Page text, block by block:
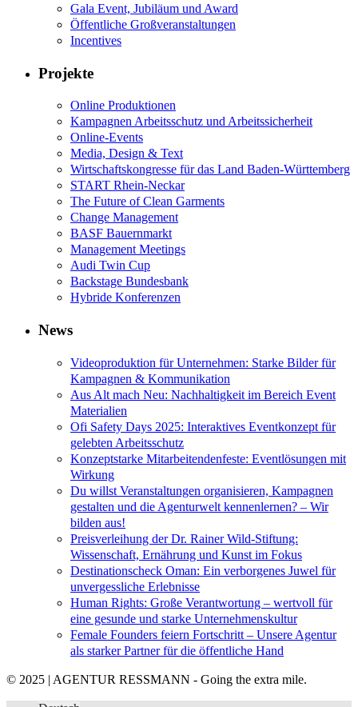
Gala Event, Jubiläum und Award
Öffentliche Großveranstaltungen
Incentives
Projekte
Online Produktionen
Kampagnen Arbeitsschutz und Arbeitssicherheit
Online-Events
Media, Design & Text
Wirtschaftskongresse für das Land Baden-Württemberg
START Rhein-Neckar
The Future of Clean Garments
Change Management
BASF Bauernmarkt
Management Meetings
Audi Twin Cup
Backstage Bundesbank
Hybride Konferenzen
News
Videoproduktion für Unternehmen: Starke Bilder für
Kampagnen & Kommunikation
Aus Alt mach Neu: Nachhaltigkeit im Bereich Event
Materialien
Ofi Safety Days 2025: Interaktives Eventkonzept für
gelebten Arbeitsschutz
Konzeptstarke Mitarbeitendenfeste: Eventlösungen mit
Wirkung
Du willst Veranstaltungen organisieren, Kampagnen
gestalten und die Agenturwelt kennenlernen? – Wir
bilden aus!
Preisverleihung der Dr. Rainer Wild-Stiftung:
Wissenschaft, Ernährung und Kunst im Fokus
Destinationscheck Oman: Ein verborgenes Juwel für
unvergessliche Erlebnisse
Human Rights: Große Verantwortung – wertvoll für
eine gesunde und starke Unternehmenskultur
Female Founders feiern Fortschritt – Unsere Agentur
als starker Partner für die öffentliche Hand
© 2025 | AGENTUR RESSMANN - Going the extra mile.